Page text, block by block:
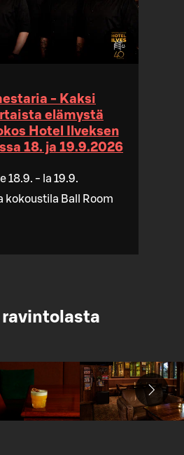
- Kaksi
elämystä
Hotel Ilveksen
18. ja 19.9.2026
18.9. - la 19.9.
kokoustila Ball Room
ravintolasta